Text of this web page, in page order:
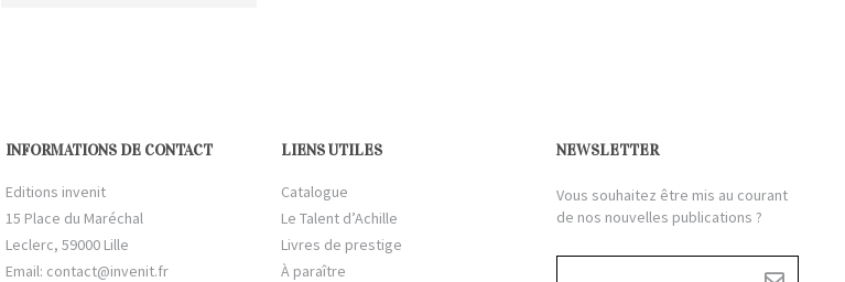
INFORMATIONS DE CONTACT
Editions invenit
15 Place du Maréchal
Leclerc, 59000 Lille
Email: contact@invenit.fr
LIENS UTILES
Catalogue
Le Talent d’Achille
Livres de prestige
À paraître
NEWSLETTER
Vous souhaitez être mis au courant
de nos nouvelles publications ?